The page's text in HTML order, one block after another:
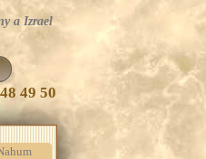
a Izrael
48 49 50